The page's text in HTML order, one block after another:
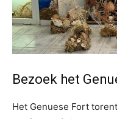
Bezoek het
Het Genuese Fort